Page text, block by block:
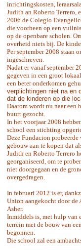
inrichtingskosten,
Judith an Roberto Terrero,
2006 de Colegio
die voorheen op een
op de openbare scholen.
overheid niets bij. De
Per september 2008 staan
ingeschreven.
Nadat er vanaf september
gegeven in een groot
een beter onderkomen
verplichtingen niet na en
dat de kinderen op die
Daarom wordt nu naar een
buurt gezocht.
In het voorjaar 2008
school een stichting
Deze Fundacion
gebouw aan te kopen dat
Judith en Roberto Terrero
georganiseerd, om te
niet doorgegaan en de
overgedragen.
In februari 2012 is er,
Union aangekocht door de
Asher.
Inmiddels is, met hulp van
terrein met de bouw van
begonnen.
Die school zal een